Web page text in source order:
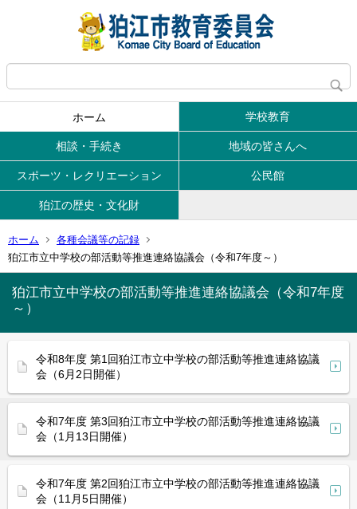
ホーム 学校教育
相談・手続き 地域の皆さんへ
スポーツ・レクリエーション 公民館
狛江の歴史・文化財
ホーム
各種会議等の記録
狛江市立中学校の部活動等推進連絡協議会（令和7年度～）
狛江市立中学校の部活動等推進連絡協議会（令和7年度
～）
令和8年度 第1回狛江市立中学校の部活動等推進連絡協議
会（6月2日開催）
令和7年度 第3回狛江市立中学校の部活動等推進連絡協議
会（1月13日開催）
令和7年度 第2回狛江市立中学校の部活動等推進連絡協議
会（11月5日開催）